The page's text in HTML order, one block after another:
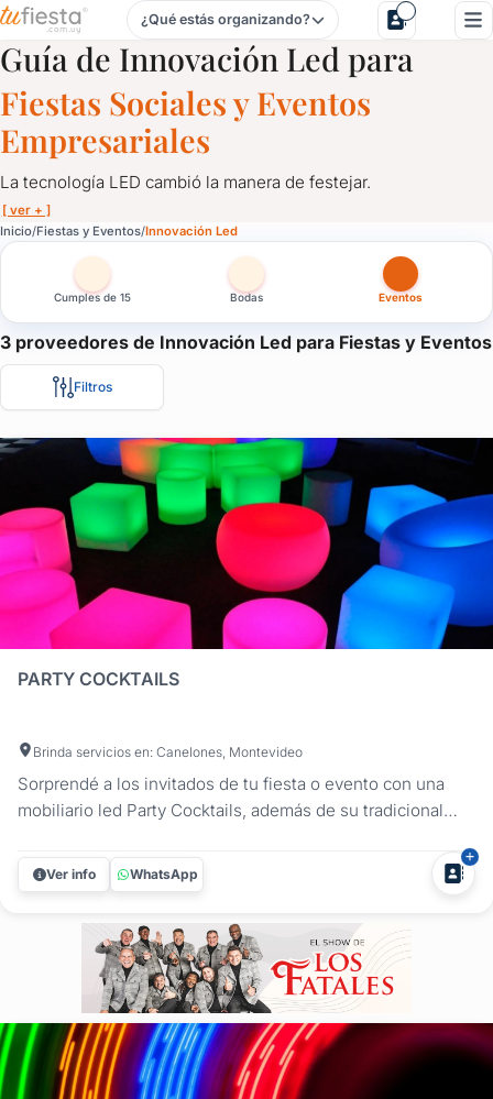
Innovación Led para Fiestas y Eventos en Uruguay
¿Qué estás organizando?
Guía de Innovación Led para
Fiestas Sociales y Eventos
Empresariales
La tecnología LED cambió la manera de festejar.
[ ver + ]
Inicio Fiestas y Eventos Innovación Led
Cumples de 15 Bodas Eventos
3 proveedores de Innovación Led para Fiestas y Eventos
Filtros
PARTY COCKTAILS
Brinda servicios en: Canelones, Montevideo
Sorprendé a los invitados de tu fiesta o evento con una
mobiliario led Party Cocktails, además de su tradicional
nueva tendencia en mobiliario led. Ambientación y
comodidad para ti y tus invitados. Mesas de apoyo, livings,
Ver info WhatsApp
Innovación Led para Fiestas y Eventos en Uruguay
La tecnología LED cambió la manera de festejar.
Aquí te traemos las últimas opciones en innovación led para